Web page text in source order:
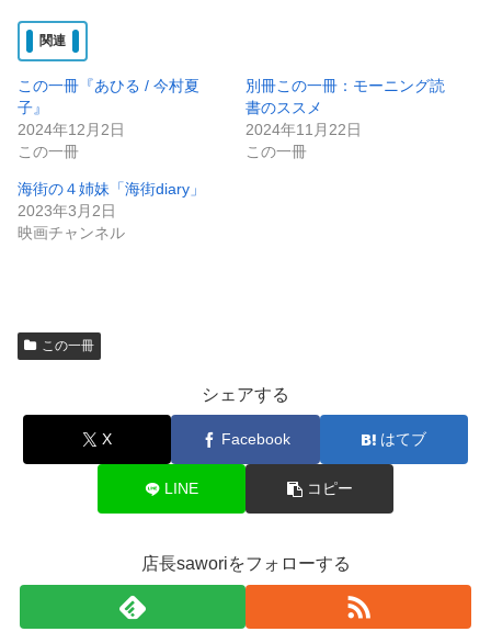
関連
この一冊『あひる / 今村夏
子』
2024年12月2日
この一冊
別冊この一冊：モーニング読
書のススメ
2024年11月22日
この一冊
海街の４姉妹「海街diary」
2023年3月2日
映画チャンネル
この一冊
シェアする
X Facebook はてブ
LINE コピー
店長saworiをフォローする